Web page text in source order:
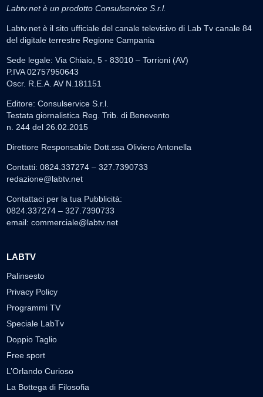
Labtv.net è un prodotto Consulservice S.r.l.
Labtv.net è il sito ufficiale del canale televisivo di Lab Tv canale 84
del digitale terrestre Regione Campania
Sede legale: Via Chiaio, 5 - 83010 – Torrioni (AV)
P.IVA 02757950643
Oscr. R.E.A. AV N.181151
Editore: Consulservice S.r.l.
Testata giornalistica Reg. Trib. di Benevento
n. 244 del 26.02.2015
Direttore Responsabile Dott.ssa Oliviero Antonella
Contatti: 0824.337274 – 327.7390733
redazione@labtv.net
Contattaci per la tua Pubblicità:
0824.337274 – 327.7390733
email: commerciale@labtv.net
LABTV
Palinsesto
Privacy Policy
Programmi TV
Speciale LabTv
Doppio Taglio
Free sport
L’Orlando Curioso
La Bottega di Filosofia